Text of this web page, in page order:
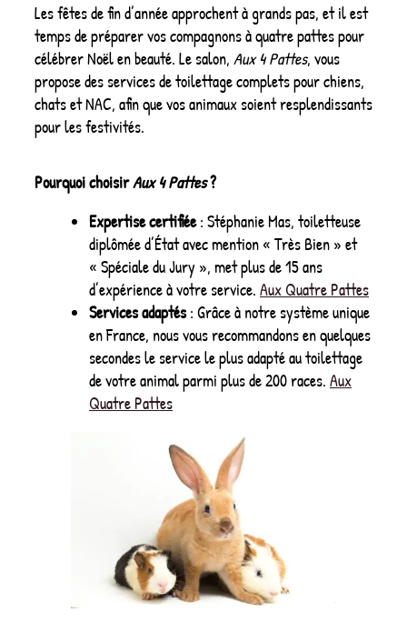
Les fêtes de fin d’année approchent à grands pas, et il est
temps de préparer vos compagnons à quatre pattes pour
célébrer Noël en beauté. Le salon, Aux 4 Pattes, vous
propose des services de toilettage complets pour chiens,
chats et NAC, afin que vos animaux soient resplendissants
pour les festivités.
Pourquoi choisirAux 4 Pattes?
Expertise certifiée: Stéphanie Mas, toiletteuse
diplômée d’État avec mention « Très Bien » et
« Spéciale du Jury », met plus de 15 ans
d’expérience à votre service. Aux Quatre Pattes
Services adaptés : Grâce à notre système unique
en France, nous vous recommandons en quelques
secondes le service le plus adapté au toilettage
de votre animal parmi plus de 200 races. Aux
Quatre Pattes